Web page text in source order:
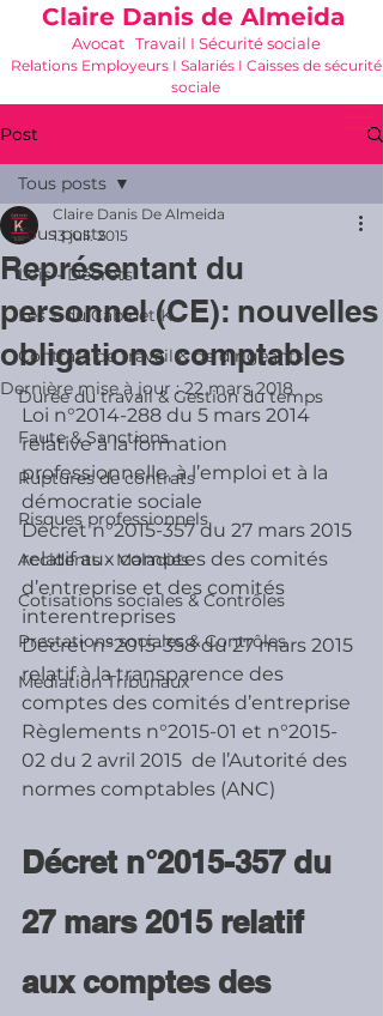
Claire Danis de Almeida
Avocat Travail I Sécurité sociale
Relations Employeurs I Salariés I Caisses de sécurité
sociale
Post
Tous posts
Lois - Décrets
Les + du Cabinet K
Contrats de travail & de dirigeants
Durée du travail & Gestion du temps
Faute & Sanctions
Ruptures de contrats
Risques professionnels
Accidents - Maladies
Cotisations sociales & Contrôles
Prestations sociales & Contrôles
Médiation Tribunaux
Tous posts
Représentant du
personnel (CE): nouvelles
obligations comptables
Claire Danis De Almeida
13 juil. 2015
Dernière mise à jour :22 mars 2018
Loi n°2014-288 du 5 mars 2014
relative à la formation
professionnelle, à l’emploi et à la
démocratie sociale
Décret n°2015-357 du 27 mars 2015
relatif aux comptes des comités
d’entreprise et des comités
interentreprises
Décret n°2015-358 du 27 mars 2015
relatif à la transparence des
comptes des comités d’entreprise
Règlements n°2015-01 et n°2015-
02 du 2 avril 2015  de l’Autorité des
normes comptables (ANC)
Décret n°2015-357 du
27 mars 2015 relatif
aux comptes des